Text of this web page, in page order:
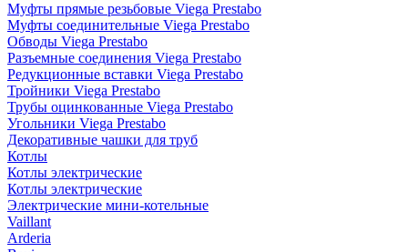
Муфты прямые резьбовые Viega Prestabo
Муфты соединительные Viega Prestabo
Обводы Viega Prestabo
Разъемные соединения Viega Prestabo
Редукционные вставки Viega Prestabo
Тройники Viega Prestabo
Трубы оцинкованные Viega Prestabo
Угольники Viega Prestabo
Декоративные чашки для труб
Котлы
Котлы электрические
Котлы электрические
Электрические мини-котельные
Vaillant
Arderia